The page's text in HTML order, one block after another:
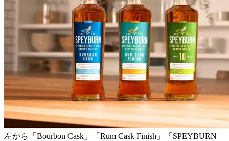
左から「Bourbon Cask」「Rum Cask Finish」「SPEYBURN